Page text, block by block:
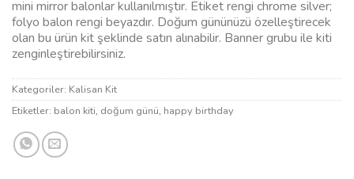
mini mirror balonlar kullanılmıştır. Etiket rengi chrome silver;
folyo balon rengi beyazdır. Doğum gününüzü özelleştirecek
olan bu ürün kit şeklinde satın alınabilir. Banner grubu ile kiti
zenginleştirebilirsiniz.
Kategoriler: Kalisan Kit
Etiketler: balon kiti, doğum günü, happy birthday